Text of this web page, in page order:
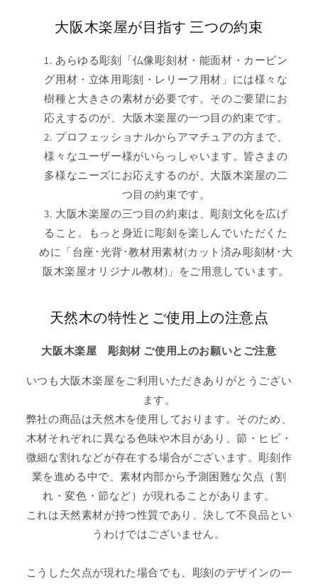
大阪木楽屋が目指す 三つの約束
あらゆる彫刻「仏像彫刻材・能面材・カービン
グ用材・立体用彫刻・レリーフ用材」には様々な
樹種と大きさの素材が必要です。そのご要望にお
応えするのが、大阪木楽屋の一つ目の約束です。
プロフェッショナルからアマチュアの方まで、
様々なユーザー様がいらっしゃいます。皆さまの
多様なニーズにお応えするのが、大阪木楽屋の二
つ目の約束です。
大阪木楽屋の三つ目の約束は、彫刻文化を広げ
ること。もっと身近に彫刻を楽しんでいただくた
めに「台座･光背･教材用素材(カット済み彫刻材･大
阪木楽屋オリジナル教材)」をご用意しています。
天然木の特性とご使用上の注意点
大阪木楽屋 彫刻材 ご使用上のお願いとご注意
いつも大阪木楽屋をご利用いただきありがとうござい
ます。
弊社の商品は天然木を使用しております。そのため、
木材それぞれに異なる色味や木目があり、節・ヒビ・
微細な割れなどが存在する場合がございます。彫刻作
業を進める中で、素材内部から予測困難な欠点（割
れ・変色・節など）が現れることがあります。
これは天然素材が持つ性質であり、決して不良品とい
うわけではございません。
こうした欠点が現れた場合でも、彫刻のデザインの一